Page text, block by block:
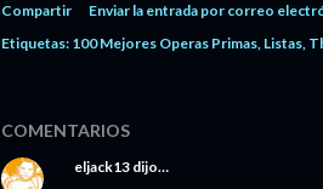
Compartir
Enviar la entrada por correo
Etiquetas: 100 Mejores Operas Primas Listas
COMENTARIOS
eljack13 dijo…